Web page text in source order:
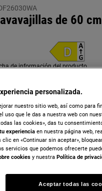
de 60
de información del producto
personalizada.
nuestro sitio web, así como para
que le das a nuestra web con
las cookies», das tu
experiencia en nuestra página web,
en «Continuar sin aceptar»,
servicios que podemos ofrecerte
cookies y nuestra Política de
Aceptar todas las